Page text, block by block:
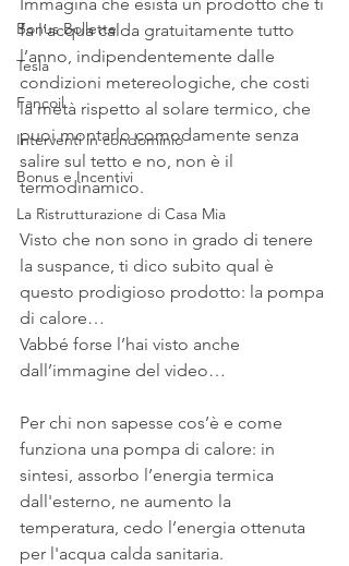
Bonus Bollette
Tesla
Fancoil
Interventi in condominio
Bonus e Incentivi
La Ristrutturazione di Casa Mia
fa l’acqua calda gratuitamente tutto
l’anno, indipendentemente dalle
condizioni metereologiche, che costi
la metà rispetto al solare termico, che
puoi montarlo comodamente senza
salire sul tetto e no, non è il
termodinamico.
Visto che non sono in grado di tenere
la suspance, ti dico subito qual è
questo prodigioso prodotto: la pompa
di calore…
Vabbé forse l’hai visto anche
dall’immagine del video…
Per chi non sapesse cos’è e come
funziona una pompa di calore: in
sintesi, assorbo l’energia termica
dall'esterno, ne aumento la
temperatura, cedo l’energia ottenuta
per l'acqua calda sanitaria.